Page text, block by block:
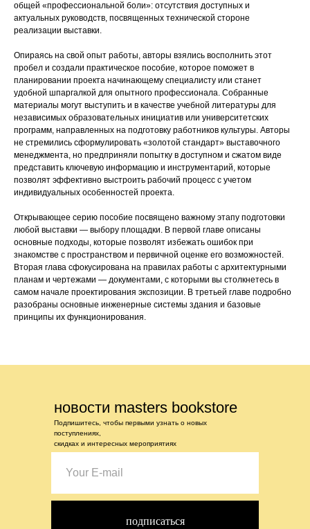
общей «профессиональной боли»: отсутствия доступных и
актуальных руководств, посвященных технической стороне
реализации выставки.
Опираясь на свой опыт работы, авторы взялись восполнить этот
пробел и создали практическое пособие, которое поможет в
планировании проекта начинающему специалисту или станет
удобной шпаргалкой для опытного профессионала. Собранные
материалы могут выступить и в качестве учебной литературы для
независимых образовательных инициатив или университетских
программ, направленных на подготовку работников культуры. Авторы
не стремились сформулировать «золотой стандарт» выставочного
менеджмента, но предприняли попытку в доступном и сжатом виде
представить ключевую информацию и инструментарий, которые
позволят эффективно выстроить рабочий процесс с учетом
индивидуальных особенностей проекта.
Открывающее серию пособие посвящено важному этапу подготовки
любой выставки — выбору площадки. В первой главе описаны
основные подходы, которые позволят избежать ошибок при
знакомстве с пространством и первичной оценке его возможностей.
Вторая глава сфокусирована на правилах работы с архитектурными
планам и чертежами — документами, с которыми вы столкнетесь в
самом начале проектирования экспозиции. В третьей главе подробно
разобраны основные инженерные системы здания и базовые
принципы их функционирования.
новости masters bookstore
Подпишитесь, чтобы первыми узнать о новых
поступлениях,
скидках и интересных мероприятиях
подписаться